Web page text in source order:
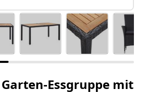
Essgruppe mit